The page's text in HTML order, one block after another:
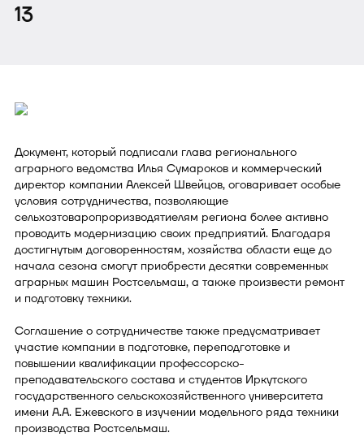
13
Документ, который подписали глава регионального
аграрного ведомства Илья Сумароков и коммерческий
директор компании Алексей Швейцов, оговаривает особые
условия сотрудничества, позволяющие
сельхозтоваропроризводятиелям региона более активно
проводить модернизацию своих предприятий. Благодаря
достигнутым договоренностям, хозяйства области еще до
начала сезона смогут приобрести десятки современных
аграрных машин Ростсельмаш, а также произвести ремонт
и подготовку техники.
Соглашение о сотрудничестве также предусматривает
участие компании в подготовке, переподготовке и
повышении квалификации профессорско-
преподавательского состава и студентов Иркутского
государственного сельскохозяйственного университета
имени А.А. Ежевского в изучении модельного ряда техники
производства Ростсельмаш.